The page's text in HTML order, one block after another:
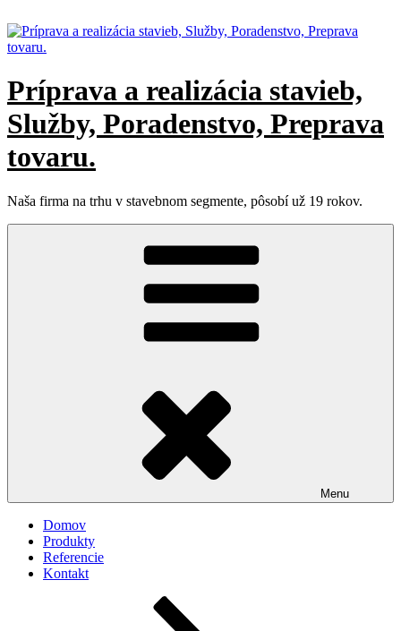
na
obsah
Príprava a realizácia stavieb,
Služby, Poradenstvo, Preprava
tovaru.
Naša firma na trhu v stavebnom segmente, pôsobí už 19 rokov.
Menu
Domov
Produkty
Referencie
Kontakt